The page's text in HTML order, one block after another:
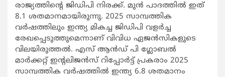
രാജ്യത്തിന്റെ ജിഡിപി നിരക്ക്. മുന്‍ പാദത്തില്‍ ഇത്
8.1 ശതമാനമായിരുന്നു. 2025 സാമ്പത്തിക
വര്‍ഷത്തിലും ഇന്ത്യ മികച്ച ജിഡിപി വളര്‍ച്ച
രേഖപ്പെടുത്തുമെന്നാണ് വിവിധ ഏജന്‍സികളുടെ
വിലയിരുത്തല്‍. എസ് ആന്‍ഡ് പി ഗ്ലോബല്‍
മാര്‍ക്കറ്റ് ഇന്റലിജന്‍സ് റിപ്പോര്‍ട്ട് പ്രകരാം 2025
സാമ്പത്തിക വര്‍ഷത്തില്‍ ഇന്ത്യ 6.8 ശതമാനം